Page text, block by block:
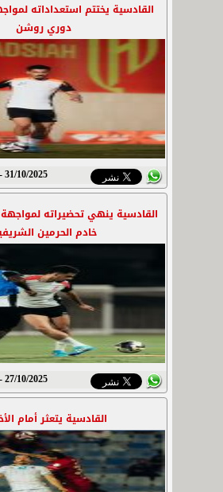
القادسية يختتم استعداداته
دوري روشن
31/10/2025 - 8:17 م
القادسية ينهي تحضيراته
خادم الحرمين
27/10/2025 - 9:52 م
القادسية يتعثر أمام